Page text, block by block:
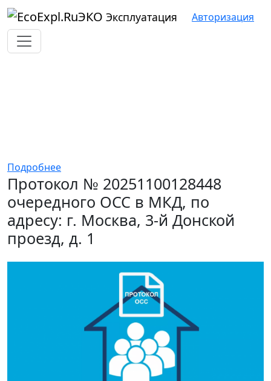
ЭКО Эксплуатация Авторизация
Подробнее
Протокол № 20251100128448
очередного ОСС в МКД, по
адресу: г. Москва, 3-й Донской
проезд, д. 1